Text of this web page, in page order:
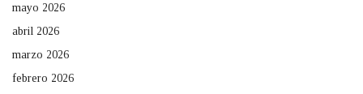
mayo 2026
abril 2026
marzo 2026
febrero 2026